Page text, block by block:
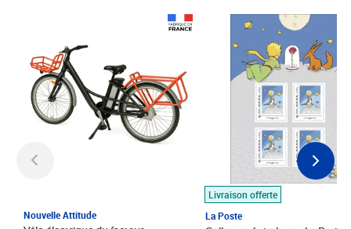
Nouvelle Attitude
Livraison offerte
La Poste
Prix 7,50€